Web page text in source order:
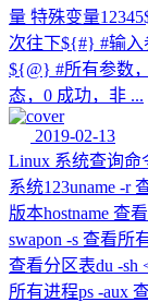
量 特殊变量
次往下${#} #输
${@} #所有参数
态，0 成功，非 ...
2019-02-13
Linux 系统查询命
系统123uname -r
版本hostname 查
swapon -s 查看所
查看分区表du -sh
所有进程ps -aux